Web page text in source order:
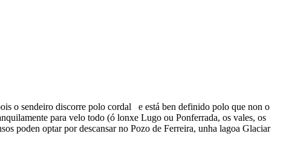
o sendeiro discorre polo cordal e está ben definido polo que non o
para velo todo (ó lonxe Lugo ou Ponferrada, os vales, os
poden optar por descansar no Pozo de Ferreira, unha lagoa Glaciar